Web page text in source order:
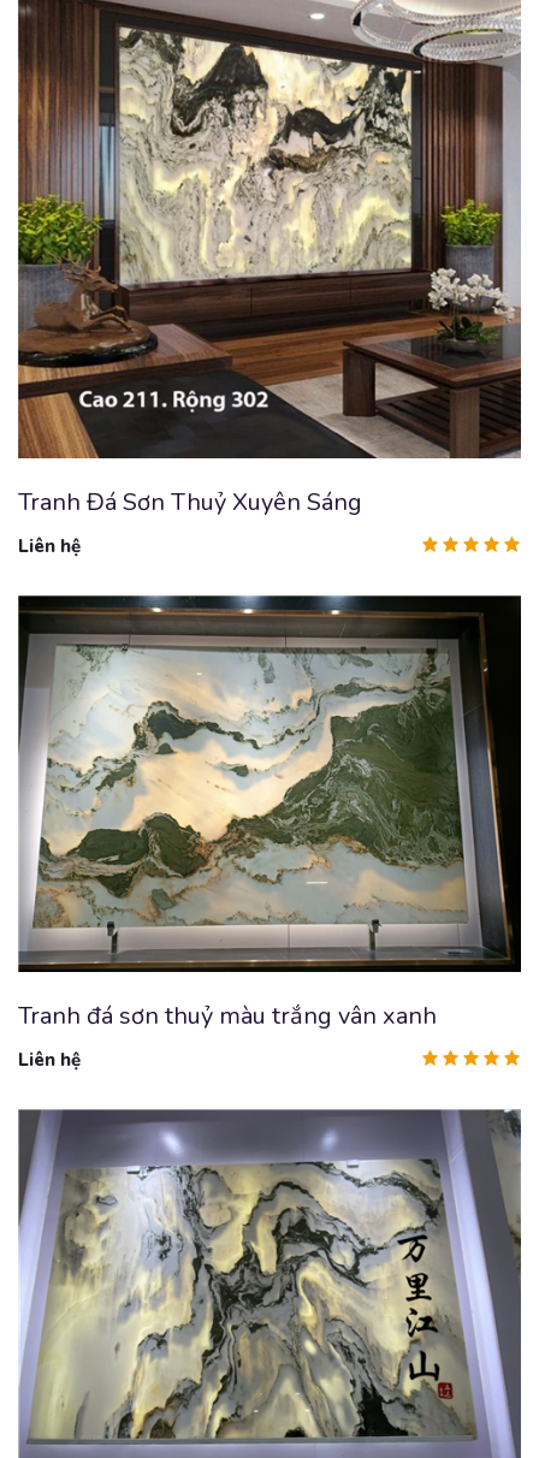
Tranh Đá Sơn Thuỷ Xuyên Sáng
Liên hệ
Tranh đá sơn thuỷ màu trắng vân xanh
Liên hệ